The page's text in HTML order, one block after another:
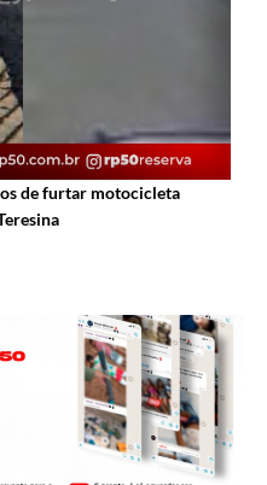
de furtar motocicleta